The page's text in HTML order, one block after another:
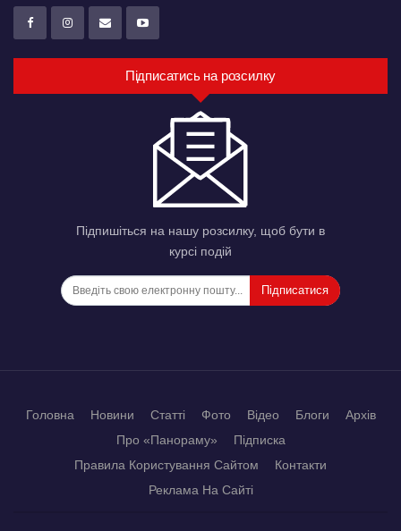
Підписатись на розсилку
Підпишіться на нашу розсилку, щоб бути в
курсі подій
Підписатися
Головна Новини Статті Фото Відео Блоги
Архів
Про «Панораму»
Підписка
Правила Користування Сайтом
Контакти
Реклама На Сайті